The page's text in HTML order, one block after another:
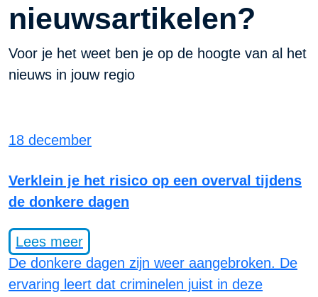
nieuwsartikelen?
Voor je het weet ben je op de hoogte van al het
nieuws in jouw regio
18 december
Verklein je het risico op een overval tijdens
de donkere dagen
Lees meer
De donkere dagen zijn weer aangebroken. De
ervaring leert dat criminelen juist in deze